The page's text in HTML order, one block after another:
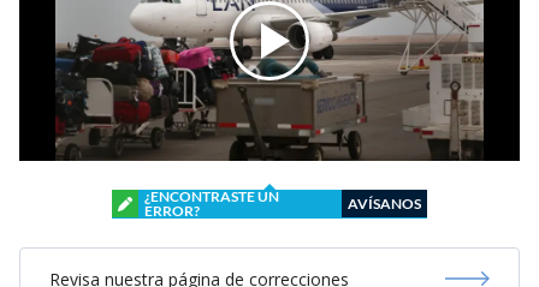
¿ENCONTRASTE UN
ERROR?
AVÍSANOS
Revisa nuestra página de correcciones